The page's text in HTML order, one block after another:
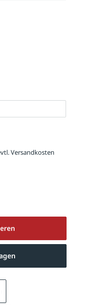
Versandkosten